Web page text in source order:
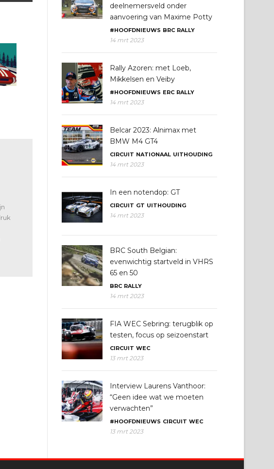
deelnemersveld onder
aanvoering van Maxime Potty
#HOOFDNIEUWS BRC RALLY
14 mrt 2023
Rally Azoren: met Loeb,
Mikkelsen en Veiby
#HOOFDNIEUWS ERC RALLY
14 mrt 2023
Belcar 2023: Alnimax met
BMW M4 GT4
CIRCUIT NATIONAAL UITHOUDING
14 mrt 2023
In een notendop: GT
CIRCUIT GT UITHOUDING
14 mrt 2023
BRC South Belgian:
evenwichtig startveld in VHRS
65 en 50
BRC RALLY
14 mrt 2023
FIA WEC Sebring: terugblik op
testen, focus op seizoenstart
CIRCUIT WEC
13 mrt 2023
Interview Laurens Vanthoor:
“Geen idee wat we moeten
verwachten”
#HOOFDNIEUWS CIRCUIT WEC
13 mrt 2023